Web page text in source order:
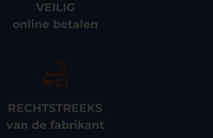
VEILIG
online betalen
RECHTSTREEKS
van de fabrikant